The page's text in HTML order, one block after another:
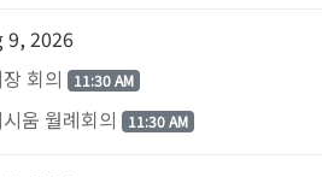
9, 2026
회의
11:30 AM
움 월례회의 11:30 AM